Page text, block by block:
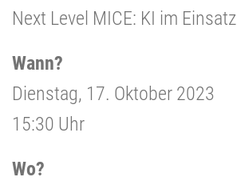
Next Level MICE: KI im Einsatz
Wann?
Dienstag, 17. Oktober 2023
15:30 Uhr
Wo?